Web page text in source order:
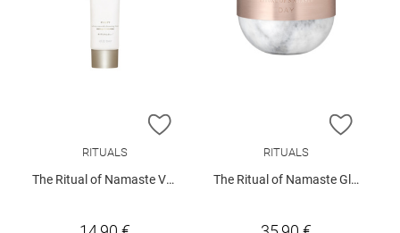
ZUR WUNSCHLISTE HINZUFÜGEN
RITUALS
The Ritual of Namaste Velvety Smooth Cleansing Foam
ZUR
RITUALS
The Ritual of Namaste Glow Anti-Ageing Day Cream